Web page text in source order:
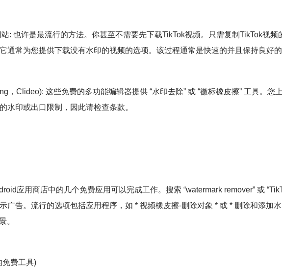
: 也许是最流行的方法。你甚至不需要先下载TikTok视频。只需复制TikTok视
通常为您提供下载没有水印的视频的选项。该过程通常是快速的并且保持良好的
，Clideo): 这些免费的多功能编辑器提供 “水印去除” 或 “徽标橡皮擦” 工具。
水印或出口限制，因此请检查条款。
应用商店中的几个免费应用可以完成工作。搜索 “watermark remover” 或
广告。流行的选项包括应用程序，如 * 视频橡皮擦-删除对象 * 或 * 删除和添加
。
免费工具)